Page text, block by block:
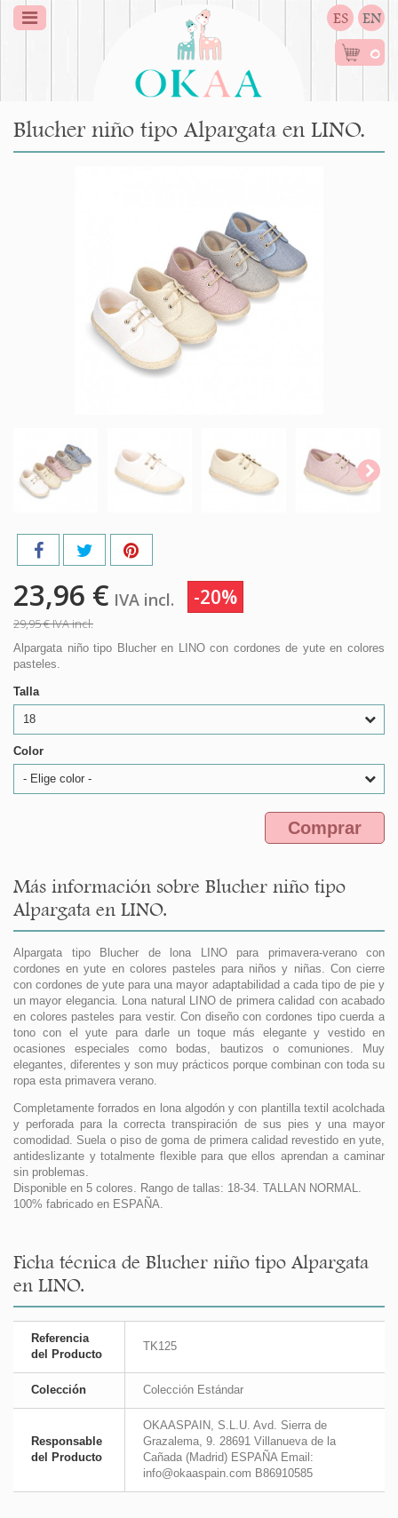
ES EN
0
Blucher niño tipo Alpargata en LINO.
23,96 € IVA incl. -20%
29,95 €IVA incl.
Alpargata niño tipo Blucher en LINO con cordones de yute en colores
pasteles.
Talla
18
Color
- Elige color -
Comprar
Más información sobre Blucher niño tipo
Alpargata en LINO.
Alpargata tipo Blucher de lona LINO para primavera-verano con
cordones en yute en colores pasteles para niños y niñas. Con cierre
con cordones de yute para una mayor adaptabilidad a cada tipo de pie y
un mayor elegancia. Lona natural LINO de primera calidad con acabado
en colores pasteles para vestir. Con diseño con cordones tipo cuerda a
tono con el yute para darle un toque más elegante y vestido en
ocasiones especiales como bodas, bautizos o comuniones. Muy
elegantes, diferentes y son muy prácticos porque combinan con toda su
ropa esta primavera verano.
Completamente forrados en lona algodón y con plantilla textil acolchada
y perforada para la correcta transpiración de sus pies y una mayor
comodidad. Suela o piso de goma de primera calidad revestido en yute,
antideslizante y totalmente flexible para que ellos aprendan a caminar
sin problemas.
Disponible en 5 colores. Rango de tallas: 18-34. TALLAN NORMAL.
100% fabricado en ESPAÑA.
Ficha técnica de Blucher niño tipo Alpargata
en LINO.
Referencia
del Producto
TK125
Colección Colección Estándar
Responsable
del Producto
OKAASPAIN, S.L.U. Avd. Sierra de
Grazalema, 9. 28691 Villanueva de la
Cañada (Madrid) ESPAÑA Email:
info@okaaspain.com B86910585